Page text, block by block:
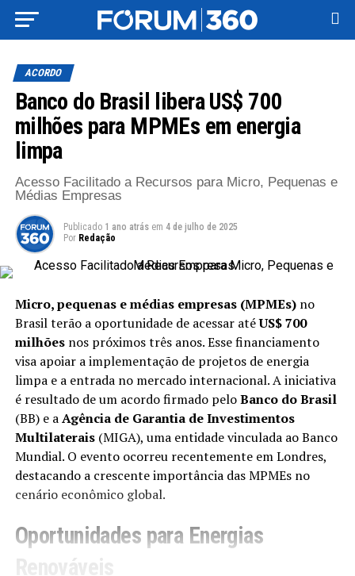
ACORDO
Banco do Brasil libera US$ 700
milhões para MPMEs em energia
limpa
Acesso Facilitado a Recursos para Micro, Pequenas e
Médias Empresas
Publicado 1 ano atrás em 4 de julho de 2025
Por Redação
Micro, pequenas e médias empresas (MPMEs)no
Brasil terão a oportunidade de acessar atéUS$ 700
milhõesnos próximos três anos. Esse financiamento
visa apoiar a implementação de projetos de energia
limpa e a entrada no mercado internacional. A iniciativa
é resultado de um acordo firmado peloBanco do Brasil
(BB) e aAgência de Garantia de Investimentos
Multilaterais(MIGA), uma entidade vinculada ao Banco
Mundial. O evento ocorreu recentemente em Londres,
destacando a crescente importância das MPMEs no
cenário econômico global.
Oportunidades para Energias